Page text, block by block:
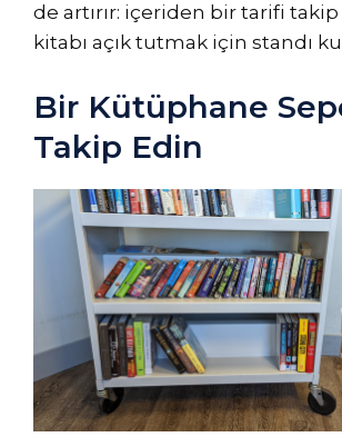
de artırır: içeriden bir tarifi
kitabı açık tutmak için standı
Bir Kütüphane
Takip Edin